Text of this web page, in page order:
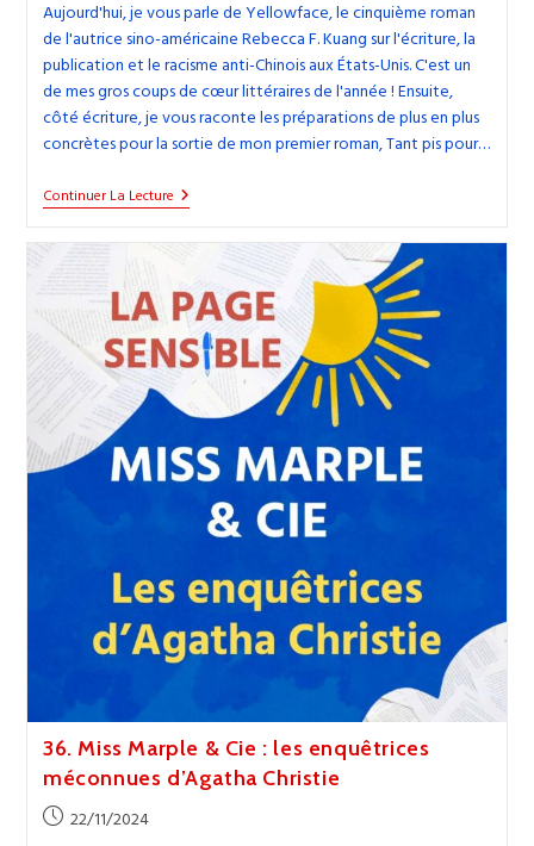
Aujourd'hui, je vous parle de Yellowface, le cinquième roman
de l'autrice sino-américaine Rebecca F. Kuang sur l'écriture, la
publication et le racisme anti-Chinois aux États-Unis. C'est un
de mes gros coups de cœur littéraires de l'année ! Ensuite,
côté écriture, je vous raconte les préparations de plus en plus
concrètes pour la sortie de mon premier roman, Tant pis pour…
Continuer La Lecture37.
Yellowface,
Sur
Le
Plagiat
Et
L’appropriation
Culturelle
36. Miss Marple & Cie : les enquêtrices
méconnues d’Agatha Christie
Publication
22/11/2024